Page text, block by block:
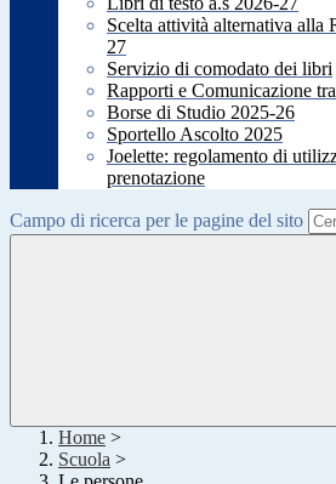
Scelta attività alternativa alla
27
Servizio di comodato dei libri
Rapporti e Comunicazione
Borse di Studio 2025-26
Sportello Ascolto 2025
Joelette: regolamento di
prenotazione
Campo di ricerca per le pagine del sito
Home >
Scuola >